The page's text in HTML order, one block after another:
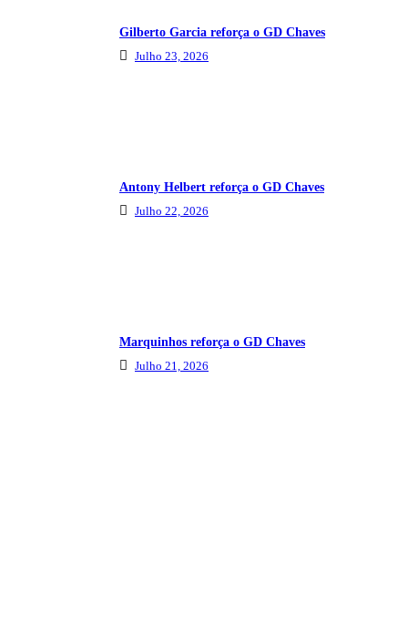
Gilberto Garcia reforça o GD Chaves
Julho 23, 2026
Antony Helbert reforça o GD Chaves
Julho 22, 2026
Marquinhos reforça o GD Chaves
Julho 21, 2026